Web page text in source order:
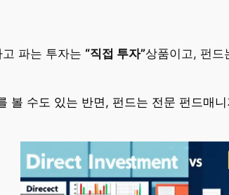
파는 투자는 “직접 투자”상품이고, 펀드
볼 수도 있는 반면, 펀드는 전문 펀드매